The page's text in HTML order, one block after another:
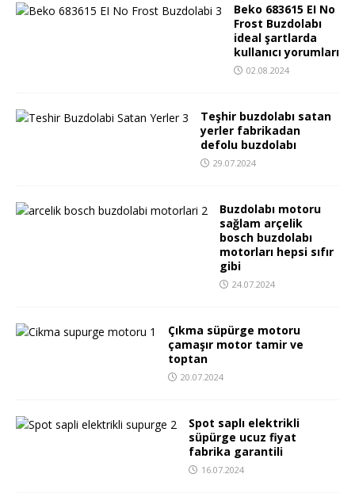
Beko 683615 EI No
Frost Buzdolabı
ideal şartlarda
kullanıcı yorumları
02.08.2024
Teşhir buzdolabı satan
yerler fabrikadan
defolu buzdolabı
29.07.2024
Buzdolabı motoru
sağlam arçelik
bosch buzdolabı
motorları hepsi sıfır
gibi
24.07.2024
Çıkma süpürge motoru
çamaşır motor tamir ve
toptan
20.07.2024
Spot saplı elektrikli
süpürge ucuz fiyat
fabrika garantili
16.07.2024